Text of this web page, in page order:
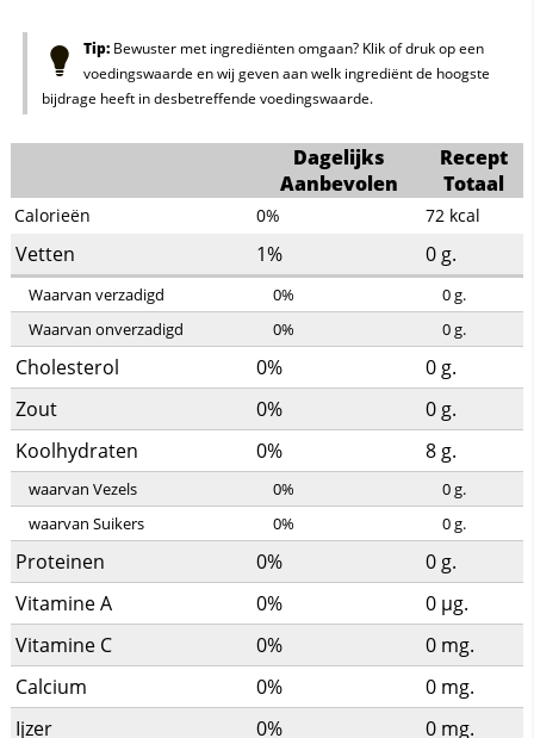
Tip:Bewuster met ingrediënten omgaan? Klik of druk op een
voedingswaarde en wij geven aan welk ingrediënt de hoogste
bijdrage heeft in desbetreffende voedingswaarde.
Dagelijks
Aanbevolen
Recept
Totaal
Calorieën 0% 72 kcal
Vetten 1% 0 g.
Waarvan verzadigd 0% 0g.
Waarvan onverzadigd
0% 0g.
Cholesterol 0% 0 g.
Zout
0% 0 g.
Koolhydraten
0% 8 g.
waarvan Vezels 0% 0g.
waarvan Suikers
0% 0g.
Proteinen 0% 0 g.
Vitamine A
0% 0 µg.
Vitamine C
0% 0 mg.
Calcium
0% 0 mg.
Ijzer
0% 0 mg.